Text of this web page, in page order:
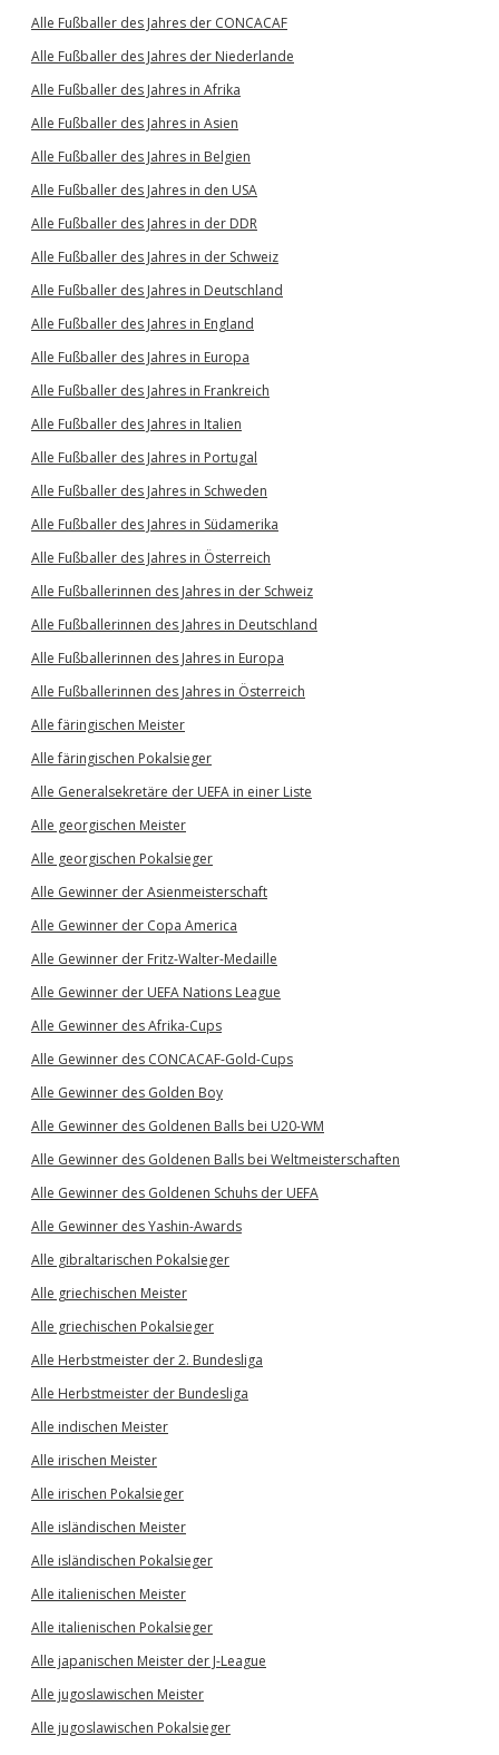
Alle Fußballer des Jahres der CONCACAF
Alle Fußballer des Jahres der Niederlande
Alle Fußballer des Jahres in Afrika
Alle Fußballer des Jahres in Asien
Alle Fußballer des Jahres in Belgien
Alle Fußballer des Jahres in den USA
Alle Fußballer des Jahres in der DDR
Alle Fußballer des Jahres in der Schweiz
Alle Fußballer des Jahres in Deutschland
Alle Fußballer des Jahres in England
Alle Fußballer des Jahres in Europa
Alle Fußballer des Jahres in Frankreich
Alle Fußballer des Jahres in Italien
Alle Fußballer des Jahres in Portugal
Alle Fußballer des Jahres in Schweden
Alle Fußballer des Jahres in Südamerika
Alle Fußballer des Jahres in Österreich
Alle Fußballerinnen des Jahres in der Schweiz
Alle Fußballerinnen des Jahres in Deutschland
Alle Fußballerinnen des Jahres in Europa
Alle Fußballerinnen des Jahres in Österreich
Alle färingischen Meister
Alle färingischen Pokalsieger
Alle Generalsekretäre der UEFA in einer Liste
Alle georgischen Meister
Alle georgischen Pokalsieger
Alle Gewinner der Asienmeisterschaft
Alle Gewinner der Copa America
Alle Gewinner der Fritz-Walter-Medaille
Alle Gewinner der UEFA Nations League
Alle Gewinner des Afrika-Cups
Alle Gewinner des CONCACAF-Gold-Cups
Alle Gewinner des Golden Boy
Alle Gewinner des Goldenen Balls bei U20-WM
Alle Gewinner des Goldenen Balls bei Weltmeisterschaften
Alle Gewinner des Goldenen Schuhs der UEFA
Alle Gewinner des Yashin-Awards
Alle gibraltarischen Pokalsieger
Alle griechischen Meister
Alle griechischen Pokalsieger
Alle Herbstmeister der 2. Bundesliga
Alle Herbstmeister der Bundesliga
Alle indischen Meister
Alle irischen Meister
Alle irischen Pokalsieger
Alle isländischen Meister
Alle isländischen Pokalsieger
Alle italienischen Meister
Alle italienischen Pokalsieger
Alle japanischen Meister der J-League
Alle jugoslawischen Meister
Alle jugoslawischen Pokalsieger